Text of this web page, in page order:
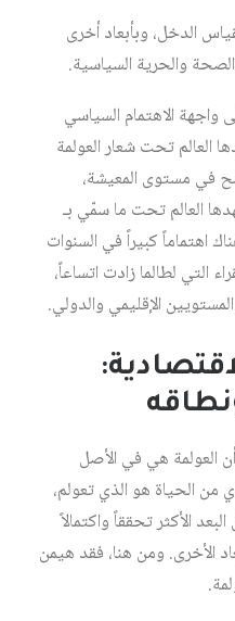
الدخل، وبأبعاد أخرى
والحرية السياسية.
واجهة الاهتمام السياسي
العالم تحت شعار العولمة
في مستوى المعيشة،
العالم تحت ما سمّي بـ
اهتماماً كبيراً في السنوات
التي لطالما زادت اتساعاً،
الإقليمي والدولي.
العولمة هي في الأصل
من الحياة هو الذي تعولم،
الأكثر تحققاً واكتمالاً
الأخرى. ومن هنا، فقد هيمن